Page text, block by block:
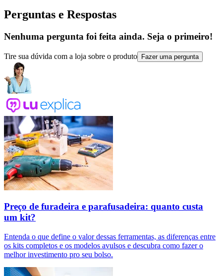
Perguntas e Respostas
Nenhuma pergunta foi feita ainda. Seja o primeiro!
Tire sua dúvida com a loja sobre o produto Fazer uma pergunta
Preço de furadeira e parafusadeira: quanto custa
um kit?
Entenda o que define o valor dessas ferramentas, as diferenças entre
os kits completos e os modelos avulsos e descubra como fazer o
melhor investimento pro seu bolso.